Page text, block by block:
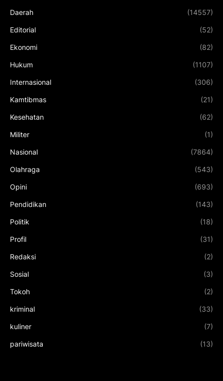
Daerah (14557)
Editorial (52)
Ekonomi (82)
Hukum (1107)
Internasional (306)
Kamtibmas (21)
Kesehatan (62)
Militer (1)
Nasional (7864)
Olahraga (543)
Opini (693)
Pendidikan (143)
Politik (18)
Profil (31)
Redaksi (2)
Sosial (3)
Tokoh (2)
kriminal (33)
kuliner (7)
pariwisata (13)